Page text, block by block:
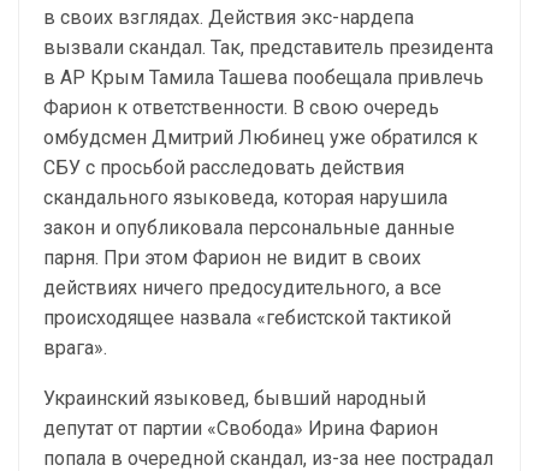
в своих взглядах. Действия экс-нардепа
вызвали скандал. Так, представитель президента
в АР Крым Тамила Ташева пообещала привлечь
Фарион к ответственности. В свою очередь
омбудсмен Дмитрий Любинец уже обратился к
СБУ с просьбой расследовать действия
скандального языковеда, которая нарушила
закон и опубликовала персональные данные
парня. При этом Фарион не видит в своих
действиях ничего предосудительного, а все
происходящее назвала «гебистской тактикой
врага».
Украинский языковед, бывший народный
депутат от партии «Свобода» Ирина Фарион
попала в очередной скандал, из-за нее пострадал